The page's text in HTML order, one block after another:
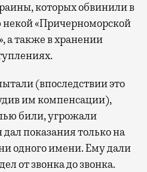
которых обвинили в
некой «Причерноморской
а также в хранении
(впоследствии это
им компенсации),
били, угрожали
показания только на
одного имени. Ему дали
от звонка до звонка.